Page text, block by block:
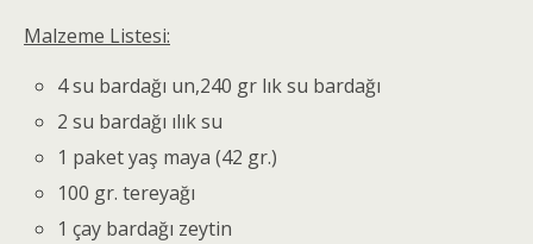
Malzeme Listesi:
4 su bardağı un,240 gr lık su bardağı
2 su bardağı ılık su
1 paket yaş maya (42 gr.)
100 gr. tereyağı
1 çay bardağı zeytin